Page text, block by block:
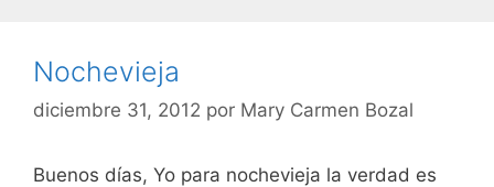
Nochevieja
diciembre 31, 2012 por Mary Carmen Bozal
Buenos días, Yo para nochevieja la verdad es